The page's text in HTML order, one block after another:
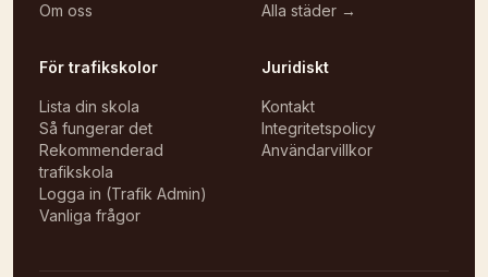
Om oss
Alla städer →
För trafikskolor
Lista din skola
Så fungerar det
Rekommenderad
trafikskola
Logga in (Trafik Admin)
Vanliga frågor
Juridiskt
Kontakt
Integritetspolicy
Användarvillkor